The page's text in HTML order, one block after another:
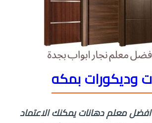
وديكورات بمكه
معلم دهانات يمكنك الاعتماد